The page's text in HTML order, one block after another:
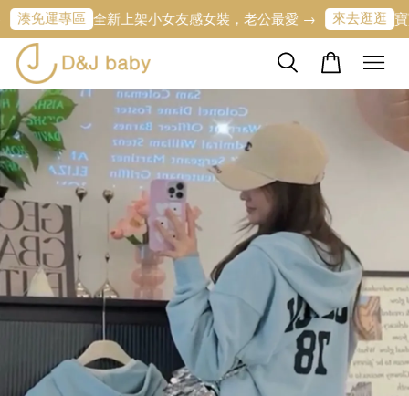
區 全新上架小女友感女裝，老公最愛 → 來去逛逛 寶寶的第一